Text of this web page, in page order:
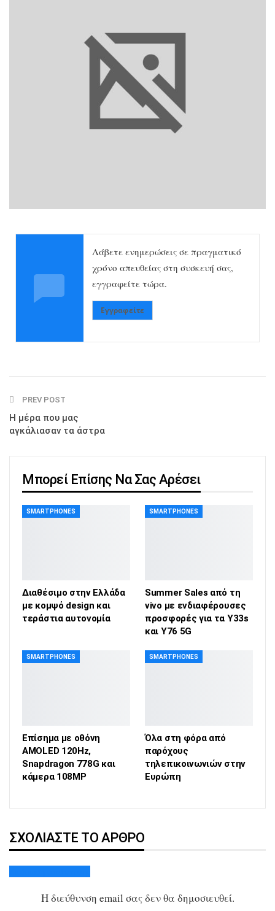
Λάβετε ενημερώσεις σε πραγματικό
χρόνο απευθείας στη συσκευή σας,
εγγραφείτε τώρα.
Εγγραφείτε
PREV POST
Η μέρα που μας
αγκάλιασαν τα άστρα
Μπορεί Επίσης Να Σας Αρέσει
SMARTPHONES
Διαθέσιμο στην Ελλάδα
με κομψό design και
τεράστια αυτονομία
SMARTPHONES
Summer Sales από τη
vivo με ενδιαφέρουσες
προσφορές για τα Y33s
και Y76 5G
SMARTPHONES
Επίσημα με οθόνη
AMOLED 120Hz,
Snapdragon 778G και
κάμερα 108MP
SMARTPHONES
Όλα στη φόρα από
παρόχους
τηλεπικοινωνιών στην
Ευρώπη
ΣΧΟΛΙΆΣΤΕ ΤΟ ΆΡΘΡΟ
Η διεύθυνση email σας δεν θα δημοσιευθεί.